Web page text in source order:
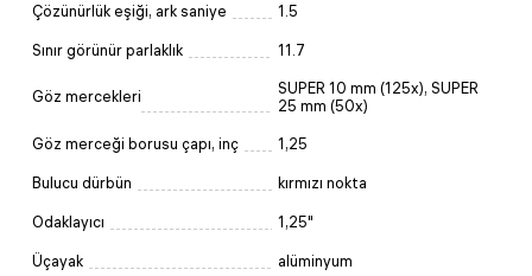
Çözünürlük eşiği, ark saniye 1.5
Sınır görünür parlaklık 11.7
Göz mercekleri
SUPER 10 mm (125x), SUPER
25 mm (50x)
Göz merceği borusu çapı, inç 1,25
Bulucu dürbün kırmızı nokta
Odaklayıcı 1,25"
Üçayak alüminyum